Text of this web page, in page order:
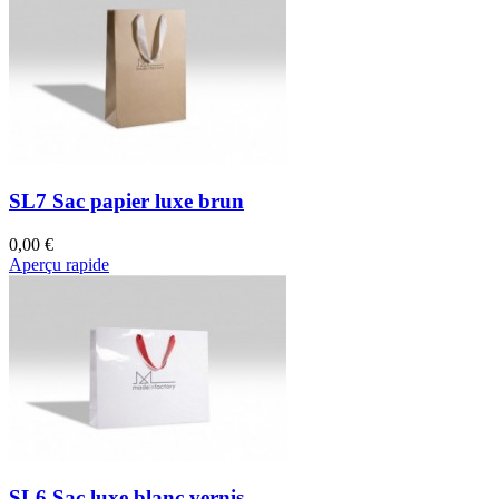
SL7 Sac papier luxe brun
0,00 €
Aperçu rapide